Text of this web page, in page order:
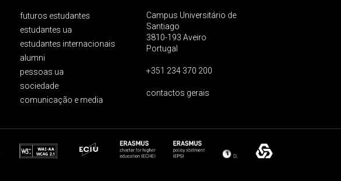
futuros estudantes
estudantes ua
estudantes internacionais
alumni
pessoas ua
sociedade
comunicação e media
Campus Universitário de
Santiago
3810-193 Aveiro
Portugal
+351 234 370 200
contactos gerais